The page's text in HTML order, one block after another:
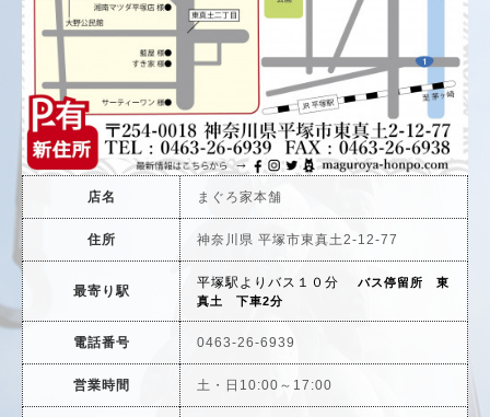
店名 まぐろ家本舗
住所 神奈川県 平塚市東真土2-12-77
最寄り駅
平塚駅よりバス１０分 バス停留所 東
真土 下車2分
電話番号 0463-26-6939
営業時間 土・日10:00～17:00